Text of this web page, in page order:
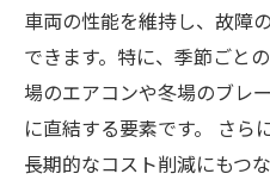
車両の性能を維持し、故障
できます。特に、季節ごと
場のエアコンや冬場のブレ
に直結する要素です。 さら
長期的なコスト削減にもつ